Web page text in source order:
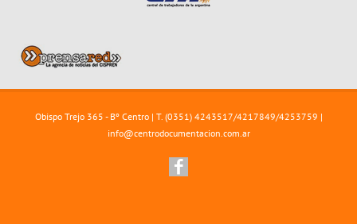
Obispo Trejo 365 - Bº Centro | T. (0351) 4243517/4217849/4253759 |
info@centrodocumentacion.com.ar